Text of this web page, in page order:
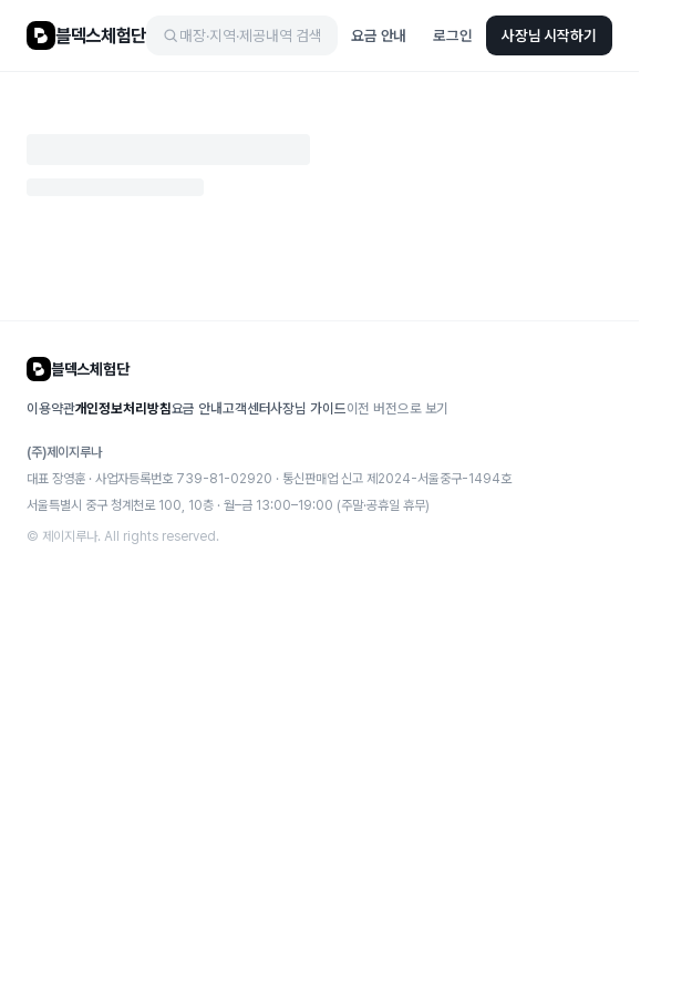
블덱스체험단 매장·지역·제공내역 검색 요금 안내 로그인 사장님 시작하기
블덱스체험단
이용약관개인정보처리방침요금 안내고객센터사장님 가이드이전 버전으로 보기
(주)제이지루나
대표 장영훈 · 사업자등록번호 739-81-02920 · 통신판매업 신고 제2024-서울중구-1494호
서울특별시 중구 청계천로 100, 10층 · 월–금 13:00–19:00 (주말·공휴일 휴무)
© 제이지루나. All rights reserved.